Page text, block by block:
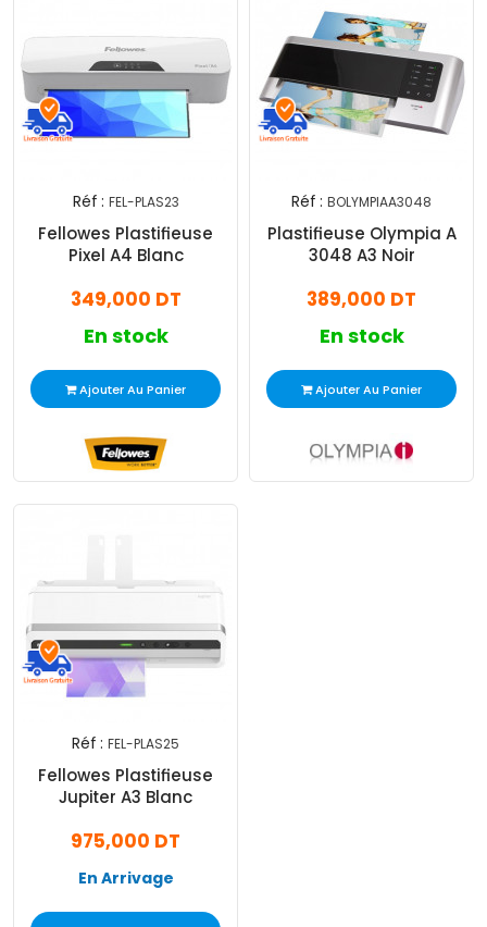
Réf : FEL-PLAS23
Fellowes Plastifieuse
Pixel A4 Blanc
349,000 DT
En stock
Ajouter Au Panier
Réf : BOLYMPIAA3048
Plastifieuse Olympia A
3048 A3 Noir
389,000 DT
En stock
Ajouter Au Panier
Réf : FEL-PLAS25
Fellowes Plastifieuse
Jupiter A3 Blanc
975,000 DT
En Arrivage